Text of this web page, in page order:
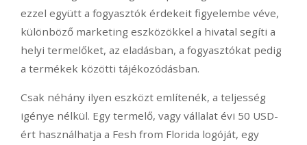
ezzel együtt a fogyasztók érdekeit figyelembe véve,
különböző marketing eszközökkel a hivatal segíti a
helyi termelőket, az eladásban, a fogyasztókat pedig
a termékek közötti tájékozódásban.
Csak néhány ilyen eszközt említenék, a teljesség
igénye nélkül. Egy termelő, vagy vállalat évi 50 USD-
ért használhatja a Fesh from Florida logóját, egy